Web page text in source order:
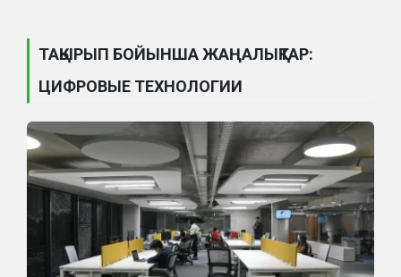
ТАҚЫРЫП БОЙЫНША ЖАҢАЛЫҚТАР:
ЦИФРОВЫЕ ТЕХНОЛОГИИ